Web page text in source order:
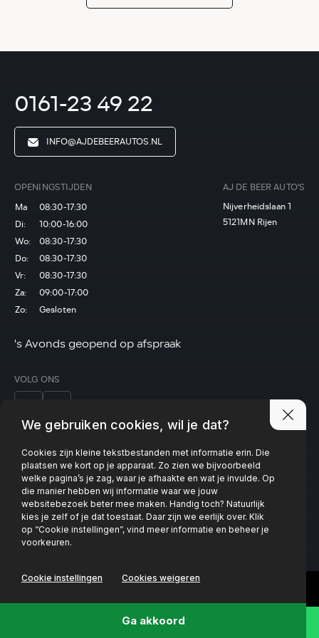
0161-23 49 22
INFO@AJDEBEERAUTOS.NL
OPENINGSTIJDEN
Ma
08:30-17:30
Di:
10:00-16:00
Wo:
08:30-17:30
Do:
08:30-17:30
Vr:
08:30-17:30
Za:
09:00-17:00
Zo:
Gesloten
's Avonds geopend op afspraak
AJ DE BEER AUTO'S
Nijverheidslaan 1
5121MN Rijen
VOLG ONS
Privacy policy
We gebruiken cookies, wil je dat?
Cookies zijn kleine tekstbestanden met informatie erin. Die
plaatsen we kort op je apparaat. Zo zien we bijvoorbeeld
welke pagina’s je zag, waar je afhaakte en wat je invulde. Op
die manier hebben wij informatie waar we jouw
websitebezoek beter mee maken. Handig toch? Natuurlijk
kies je zelf of je dat toestaat. Daar zijn we eerlijk over. Klik
op “Cookie instellingen”, vind meer informatie en beheer je
voorkeuren.
Cookie instellingen Cookies weigeren
Ga akkoord